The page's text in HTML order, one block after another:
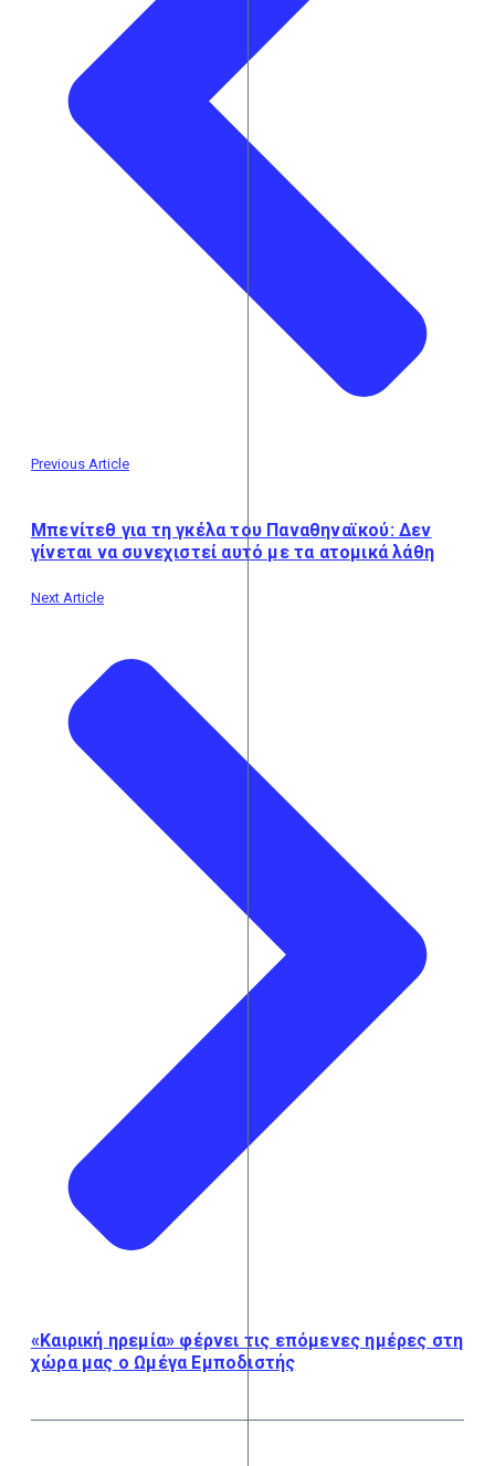
Previous Article
Μπενίτεθ για τη γκέλα του Παναθηναϊκού: Δεν
γίνεται να συνεχιστεί αυτό με τα ατομικά λάθη
Next Article
«Καιρική ηρεμία» φέρνει τις επόμενες ημέρες στη
χώρα μας ο Ωμέγα Εμποδιστής